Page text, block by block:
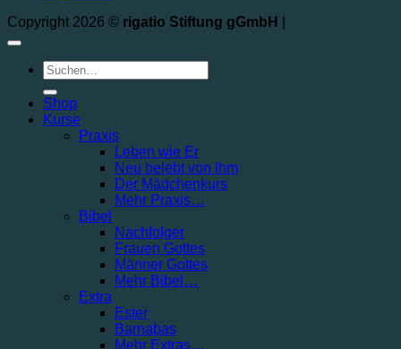
Copyright 2026 © rigatio Stiftung gGmbH
Shop
Kurse
Praxis
Leben wie Er
Neu belebt von Ihm
Der Mädchenkurs
Mehr Praxis…
Bibel
Nachfolger
Frauen Gottes
Männer Gottes
Mehr Bibel…
Extra
Ester
Barnabas
Mehr Extras…